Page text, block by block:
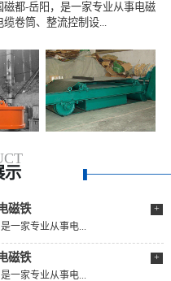
都-岳阳，是一家专业从事电磁
卷筒、整流控制设...
示
磁铁
+
一家专业从事电...
磁铁
+
一家专业从事电...